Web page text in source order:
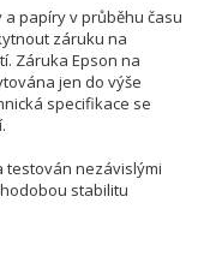
a papíry v průběhu času
záruku na
Záruka Epson na
jen do výše
specifikace se
testován nezávislými
stabilitu